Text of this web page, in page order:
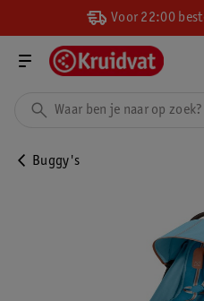
Voor 22:00
Buggy's